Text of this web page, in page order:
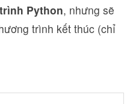
Python, nhưng sẽ
trình kết thúc (chỉ